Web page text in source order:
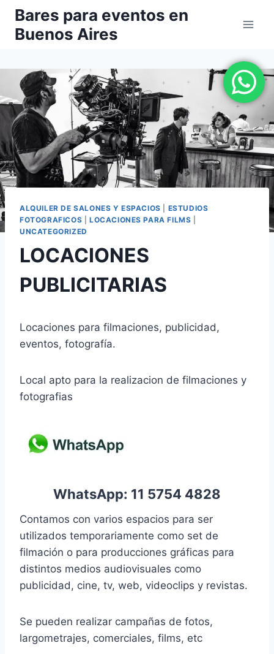
Saltar
contenido
Bares para eventos en
Buenos Aires
ALQUILER DE SALONES Y ESPACIOS
ESTUDIOS
FOTOGRAFICOS
LOCACIONES PARA FILMS
UNCATEGORIZED
LOCACIONES
PUBLICITARIAS
Locaciones para filmaciones, publicidad,
eventos, fotografía.
Local apto para la realizacion de filmaciones y
fotografias
WhatsApp: 11 5754 4828
Contamos con varios espacios para ser
utilizados temporariamente como set de
filmación o para producciones gráficas para
distintos medios audiovisuales como
publicidad, cine, tv, web, videoclips y revistas.
Se pueden realizar campañas de fotos,
largometrajes, comerciales, films, etc